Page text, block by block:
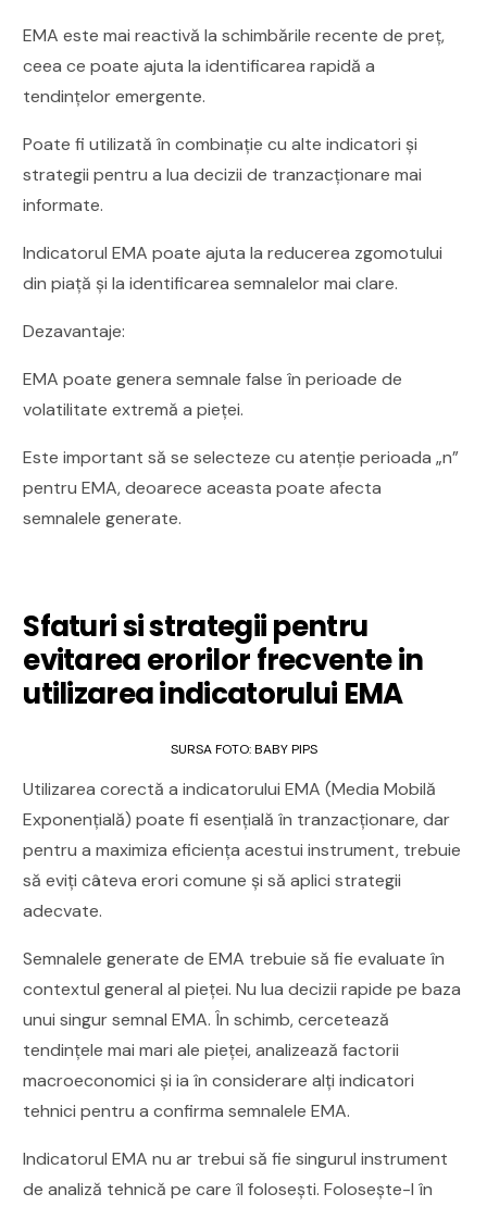
EMA este mai reactivă la schimbările recente de preț,
ceea ce poate ajuta la identificarea rapidă a
tendințelor emergente.
Poate fi utilizată în combinație cu alte indicatori și
strategii pentru a lua decizii de tranzacționare mai
informate.
Indicatorul EMA poate ajuta la reducerea zgomotului
din piață și la identificarea semnalelor mai clare.
Dezavantaje:
EMA poate genera semnale false în perioade de
volatilitate extremă a pieței.
Este important să se selecteze cu atenție perioada „n”
pentru EMA, deoarece aceasta poate afecta
semnalele generate.
Sfaturi si strategii pentru
evitarea erorilor frecvente in
utilizarea indicatorului EMA
SURSA FOTO: BABY PIPS
Utilizarea corectă a indicatorului EMA (Media Mobilă
Exponențială) poate fi esențială în tranzacționare, dar
pentru a maximiza eficiența acestui instrument, trebuie
să eviți câteva erori comune și să aplici strategii
adecvate.
Semnalele generate de EMA trebuie să fie evaluate în
contextul general al pieței. Nu lua decizii rapide pe baza
unui singur semnal EMA. În schimb, cercetează
tendințele mai mari ale pieței, analizează factorii
macroeconomici și ia în considerare alți indicatori
tehnici pentru a confirma semnalele EMA.
Indicatorul EMA nu ar trebui să fie singurul instrument
de analiză tehnică pe care îl folosești. Folosește-l în